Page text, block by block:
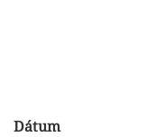
Dátum